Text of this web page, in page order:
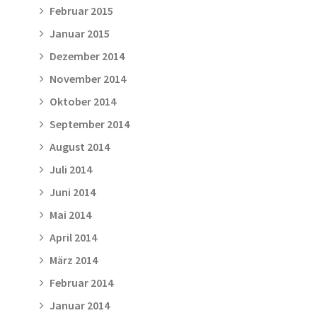
Februar 2015
Januar 2015
Dezember 2014
November 2014
Oktober 2014
September 2014
August 2014
Juli 2014
Juni 2014
Mai 2014
April 2014
März 2014
Februar 2014
Januar 2014